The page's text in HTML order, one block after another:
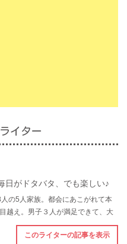
イター
日がドタバタ、でも楽しい♪
の5人家族。都会にあこがれて本
越え。男子３人が満足できて、大
このライターの記事を表示